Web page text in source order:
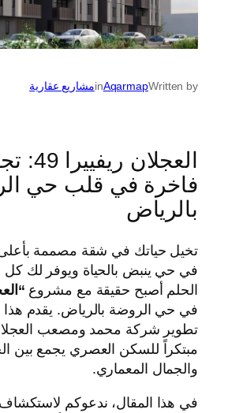
Written by
Aqarmap
inمشاريع عقارية
فاخرة في قلب حي
بالرياض
تخيل حياتك في شقة مصممة بأعلى
في حي ينبض بالحياة ويوفر لك كل
الحلم أصبح حقيقة مع مشروع
في حي الروضة بالرياض. يقدم
تطوير شركة محمد ومصعب
مبتكراً للسكن العصري يجمع بين
والجمال المعماري.
في هذا المقال، ندعوكم